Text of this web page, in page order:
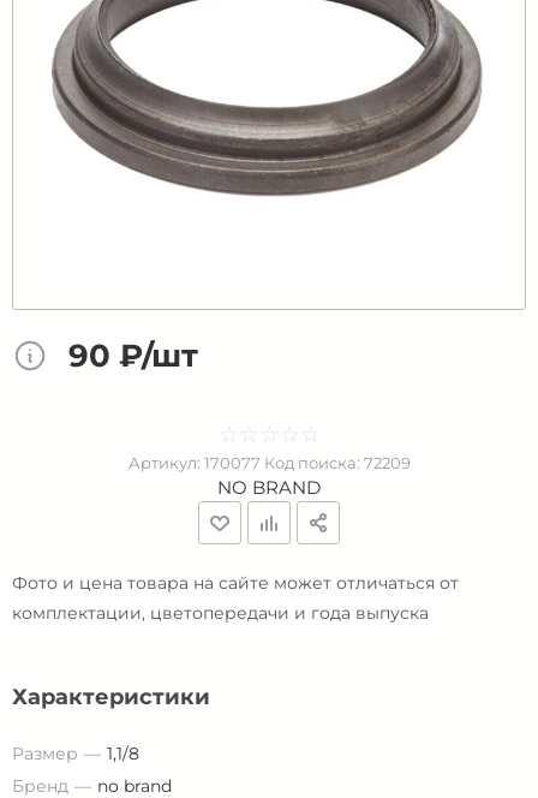
90 ₽/шт
☆ ☆ ☆ ☆ ☆
★ ★ ★ ★ ★
Артикул: 170077 Код поиска: 72209
NO BRAND
Фото и цена товара на сайте может отличаться от
комплектации, цветопередачи и года выпуска
Характеристики
Размер
1,1/8
Бренд
no brand